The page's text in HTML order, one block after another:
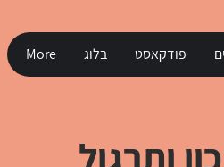
פודקאסט בלוג More